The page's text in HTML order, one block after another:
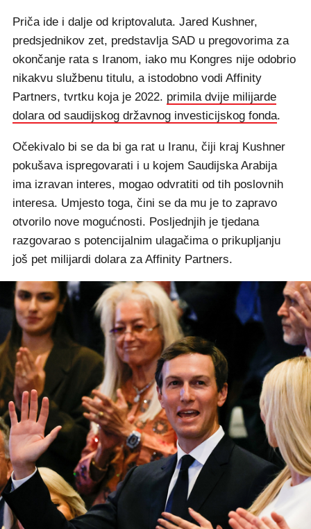
Priča ide i dalje od kriptovaluta. Jared Kushner,
predsjednikov zet, predstavlja SAD u pregovorima za
okončanje rata s Iranom, iako mu Kongres nije odobrio
nikakvu službenu titulu, a istodobno vodi Affinity
Partners, tvrtku koja je 2022. primila dvije milijarde
dolara od saudijskog državnog investicijskog fonda.
Očekivalo bi se da bi ga rat u Iranu, čiji kraj Kushner
pokušava ispregovarati i u kojem Saudijska Arabija
ima izravan interes, mogao odvratiti od tih poslovnih
interesa. Umjesto toga, čini se da mu je to zapravo
otvorilo nove mogućnosti. Posljednjih je tjedana
razgovarao s potencijalnim ulagačima o prikupljanju
još pet milijardi dolara za Affinity Partners.